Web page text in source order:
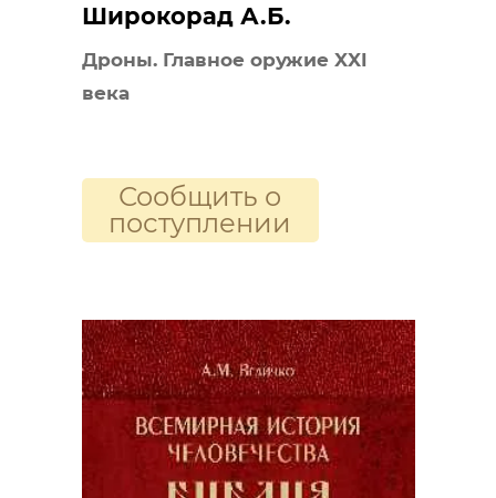
Широкорад А.Б.
Дроны. Главное оружие XXI
века
Сообщить о
поступлении